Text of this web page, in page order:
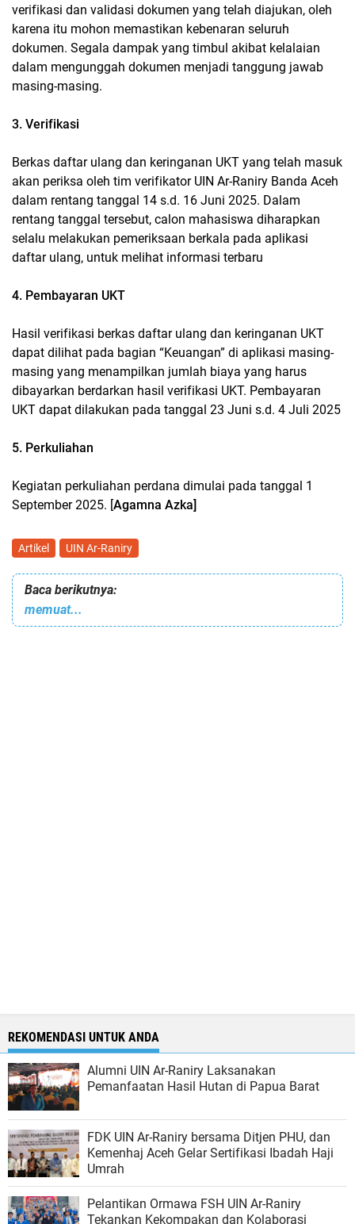
verifikasi dan validasi dokumen yang telah diajukan, oleh
karena itu mohon memastikan kebenaran seluruh
dokumen. Segala dampak yang timbul akibat kelalaian
dalam mengunggah dokumen menjadi tanggung jawab
masing-masing.
3. Verifikasi
Berkas daftar ulang dan keringanan UKT yang telah masuk
akan periksa oleh tim verifikator UIN Ar-Raniry Banda Aceh
dalam rentang tanggal 14 s.d. 16 Juni 2025. Dalam
rentang tanggal tersebut, calon mahasiswa diharapkan
selalu melakukan pemeriksaan berkala pada aplikasi
daftar ulang, untuk melihat informasi terbaru
4. Pembayaran UKT
Hasil verifikasi berkas daftar ulang dan keringanan UKT
dapat dilihat pada bagian “Keuangan” di aplikasi masing-
masing yang menampilkan jumlah biaya yang harus
dibayarkan berdarkan hasil verifikasi UKT. Pembayaran
UKT dapat dilakukan pada tanggal 23 Juni s.d. 4 Juli 2025
5. Perkuliahan
Kegiatan perkuliahan perdana dimulai pada tanggal 1
September 2025. [Agamna Azka]
Artikel UIN Ar-Raniry
Baca berikutnya:
memuat...
REKOMENDASI UNTUK ANDA
Alumni UIN Ar-Raniry Laksanakan
Pemanfaatan Hasil Hutan di Papua Barat
FDK UIN Ar-Raniry bersama Ditjen PHU, dan
Kemenhaj Aceh Gelar Sertifikasi Ibadah Haji
Umrah
Pelantikan Ormawa FSH UIN Ar-Raniry
Tekankan Kekompakan dan Kolaborasi